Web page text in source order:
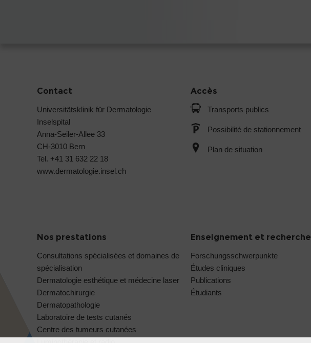
Contact
Universitätsklinik für Dermatologie
Inselspital
Anna-Seiler-Allee 33
CH-3010 Bern
Tel. +41 31 632 22 18
www.dermatologie.insel.ch
Accès
Transports publics
Possibilité de stationnement
Plan de situation
Nos prestations
Consultations spécialisées et domaines de
spécialisation
Dermatologie esthétique et médecine laser
Dermatochirurgie
Dermatopathologie
Laboratoire de tests cutanés
Centre des tumeurs cutanées
Enseignement et recherche
Forschungsschwerpunkte
Études cliniques
Publications
Étudiants